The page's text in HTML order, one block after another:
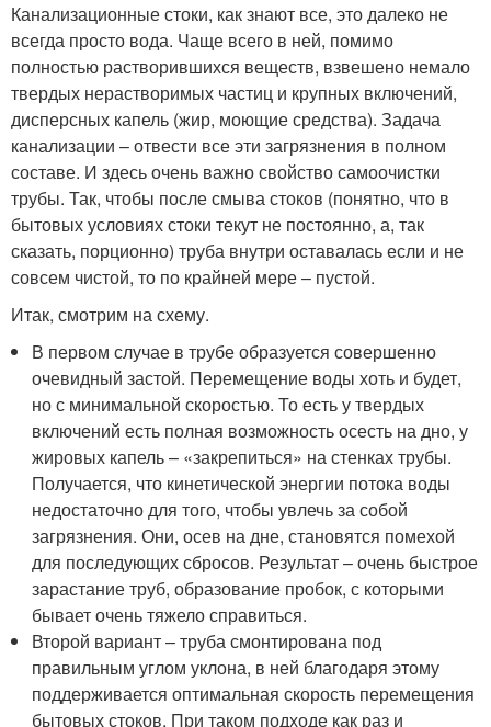
Канализационные стоки, как знают все, это далеко не
всегда просто вода. Чаще всего в ней, помимо
полностью растворившихся веществ, взвешено немало
твердых нерастворимых частиц и крупных включений,
дисперсных капель (жир, моющие средства). Задача
канализации – отвести все эти загрязнения в полном
составе. И здесь очень важно свойство самоочистки
трубы. Так, чтобы после смыва стоков (понятно, что в
бытовых условиях стоки текут не постоянно, а, так
сказать, порционно) труба внутри оставалась если и не
совсем чистой, то по крайней мере – пустой.
Итак, смотрим на схему.
В первом случае в трубе образуется совершенно
очевидный застой. Перемещение воды хоть и будет,
но с минимальной скоростью. То есть у твердых
включений есть полная возможность осесть на дно, у
жировых капель – «закрепиться» на стенках трубы.
Получается, что кинетической энергии потока воды
недостаточно для того, чтобы увлечь за собой
загрязнения. Они, осев на дне, становятся помехой
для последующих сбросов. Результат – очень быстрое
зарастание труб, образование пробок, с которыми
бывает очень тяжело справиться.
Второй вариант – труба смонтирована под
правильным углом уклона, в ней благодаря этому
поддерживается оптимальная скорость перемещения
бытовых стоков. При таком подходе как раз и